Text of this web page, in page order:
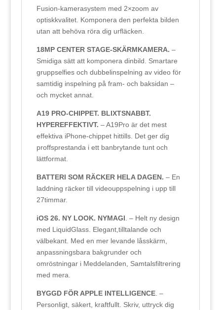
Fusion-kamerasystem med 2×zoom av
optiskkvalitet. Komponera den perfekta bilden
utan att behöva röra dig urfläcken.
18MP CENTER STAGE-SKÄRMKAMERA. –
Smidiga sätt att komponera dinbild. Smartare
gruppselfies och dubbelinspelning av video för
samtidig inspelning på fram- och baksidan –
och mycket annat.
A19 PRO-CHIPPET. BLIXTSNABBT.
HYPEREFFEKTIVT. – A19Pro är det mest
effektiva iPhone-chippet hittills. Det ger dig
proffsprestanda i ett banbrytande tunt och
lättformat.
BATTERI SOM RÄCKER HELA DAGEN. – En
laddning räcker till videouppspelning i upp till
27timmar.
iOS 26. NY LOOK. NYMAGI . – Helt ny design
med LiquidGlass. Elegant,tilltalande och
välbekant. Med en mer levande låsskärm,
anpassningsbara bakgrunder och
omröstningar i Meddelanden, Samtalsfiltrering
med mera.
BYGGD FÖR APPLE INTELLIGENCE. –
Personligt, säkert, kraftfullt. Skriv, uttryck dig